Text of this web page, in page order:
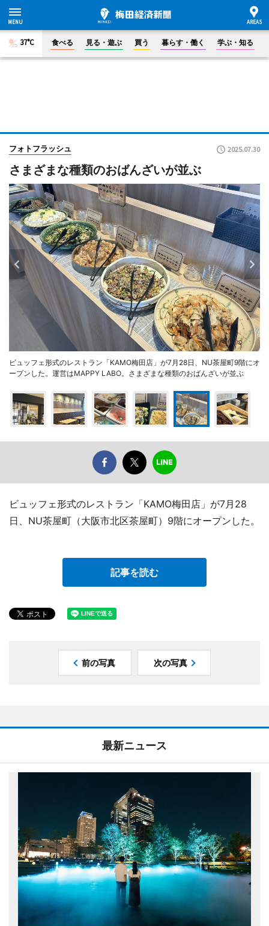
37°C 食べる 見る・遊ぶ 買う 暮らす・働く 学ぶ・知る
フォトフラッシュ 2025.07.30
さまざまな種類のおばんざいが並ぶ
ビュッフェ形式のレストラン「KAMO梅田店」が7月28日、NU茶屋町9階にオ
ープンした。運営はMAPPY LABO。さまざまな種類のおばんざいが並ぶ
ビュッフェ形式のレストラン「KAMO梅田店」が7月28
日、NU茶屋町（大阪市北区茶屋町）9階にオープンした。
記事を読む
前の写真 次の写真
最新ニュース